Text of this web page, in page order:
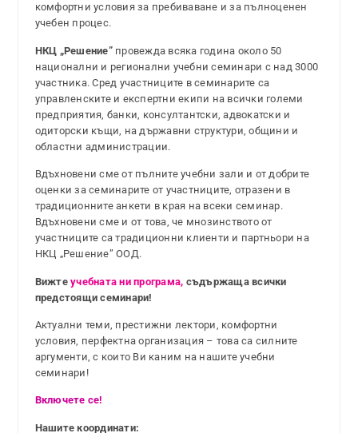
комфортни условия за пребиваване и за пълноценен
учебен процес.
НКЦ „Решение”провежда всяка година около 50
национални и регионални учебни семинари с над 3000
участника. Сред участниците в семинарите са
управленските и експертни екипи на всички големи
предприятия, банки, консултантски, адвокатски и
одиторски къщи, на държавни структури, общини и
областни администрации.
Вдъхновени сме от пълните учебни зали и от добрите
оценки за семинарите от участниците, отразени в
традиционните анкети в края на всеки семинар.
Вдъхновени сме и от това, че мнозинството от
участниците са традиционни клиенти и партньори на
НКЦ „Решение” ООД.
Вижтеучебната ни програма, съдържаща всички
предстоящи семинари!
Актуални теми, престижни лектори, комфортни
условия, перфектна организация – това са силните
аргументи, с които Ви каним на нашите учебни
семинари!
Включете се!
Нашите координати: